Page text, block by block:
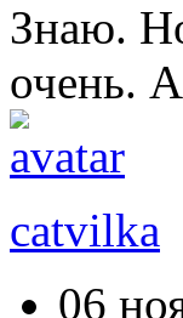
Знаю.
очень.
catvilka
06